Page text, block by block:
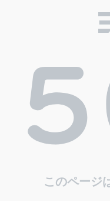
このページ